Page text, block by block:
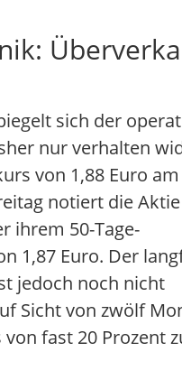
sich der
nur verhalten
von 1,88 Euro am
notiert die
ihrem 50-Tage-
1,87 Euro. Der
jedoch noch nicht
Sicht von zwölf
fast 20 Prozent